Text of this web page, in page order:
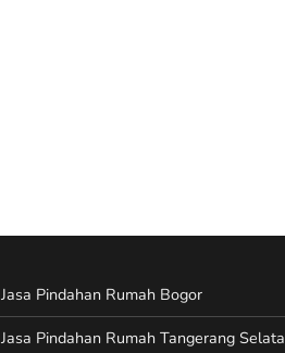
Jasa Pindahan Rumah Bogor
Jasa Pindahan Rumah Tangerang